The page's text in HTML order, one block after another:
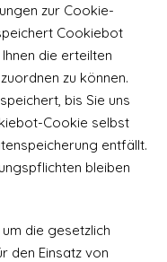
zur Cookie-
Cookiebot
die erteilten
zu können.
bis Sie uns
Cookie selbst
entfällt.
bleiben
die gesetzlich
den Einsatz von